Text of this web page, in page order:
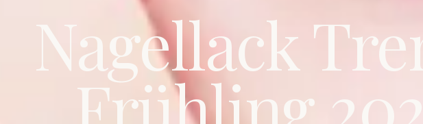
Nagellack